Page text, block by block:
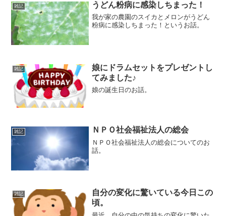
雑記 うどん粉病に感染しちまった！
我が家の農園のスイカとメロンがうどん
粉病に感染しちまった！というお話。
雑記
娘にドラムセットをプレゼントし
てみました♪
娘の誕生日のお話。
雑記 ＮＰＯ社会福祉法人の総会
ＮＰＯ社会福祉法人の総会についてのお
話。
雑記
自分の変化に驚いている今日この
頃。